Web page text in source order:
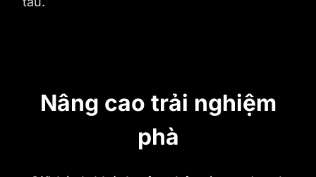
Nâng cao trải nghiệm
phà